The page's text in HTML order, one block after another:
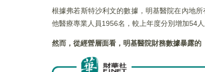
根據弗若斯特沙利文的數據，明基醫院在內地
他醫療專業人員1956名，較上年度分別增加54人
然而，從經營層面看，明基醫院財務數據暴露的